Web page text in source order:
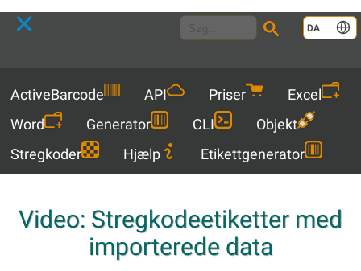
DA
ActiveBarcode API Priser
Excel
Word
Generator CLI
Objekt
Stregkoder
Hjælp Etikettgenerator
Video: Stregkodeetiketter med
importerede data